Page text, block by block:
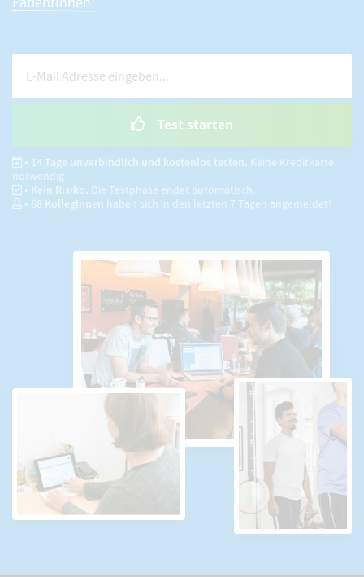
Test starten
• 14 Tage unverbindlich und kostenlos testen. Keine Kreditkarte
notwendig.
• Kein Risiko. Die Testphase endet automatisch.
• 68 KollegInnen haben sich in den letzten 7 Tagen angemeldet!